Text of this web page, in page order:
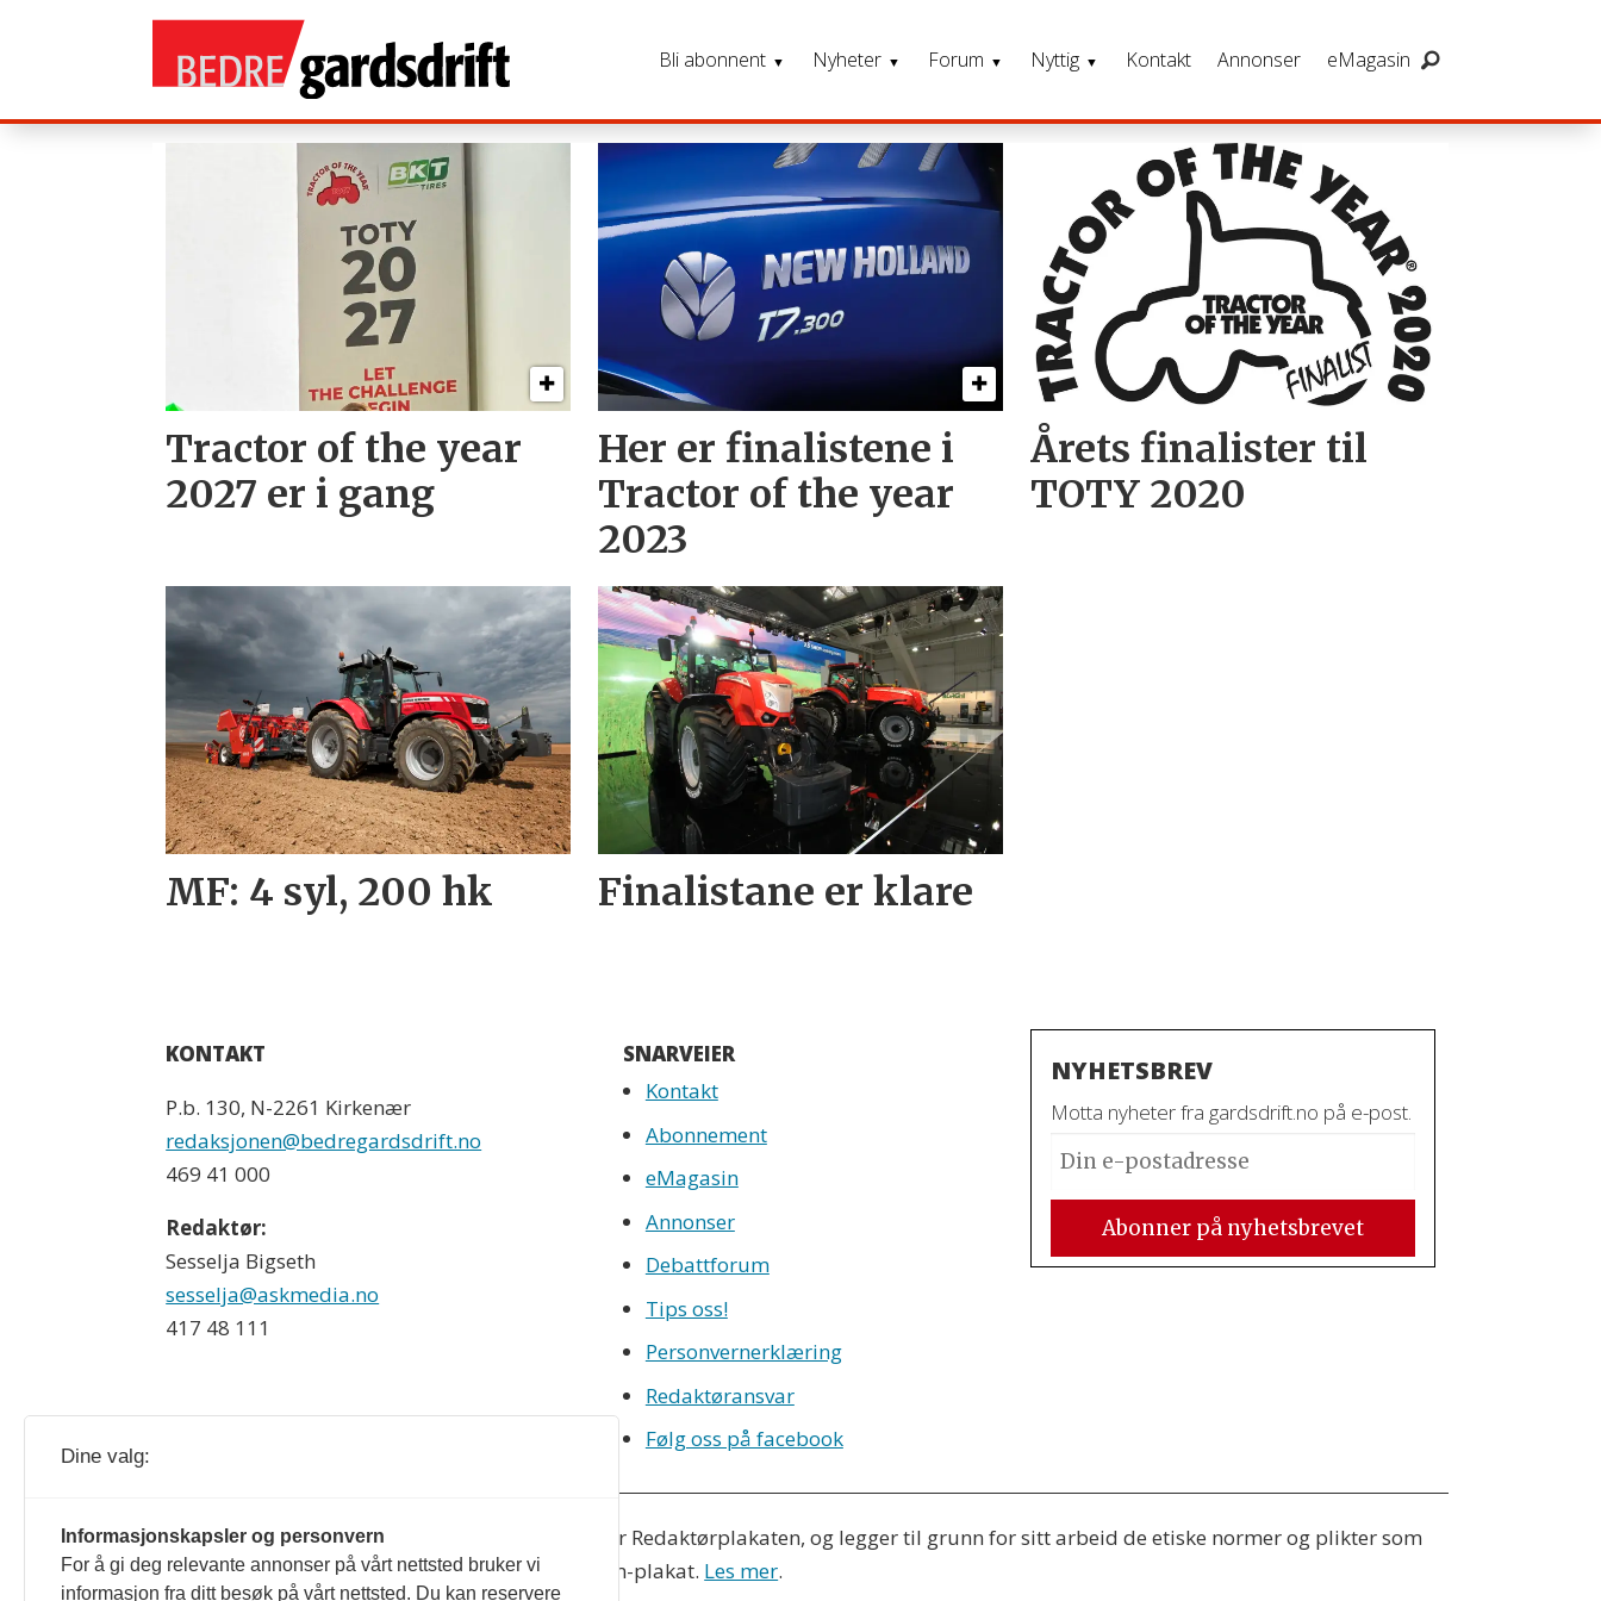
Bli abonnent Nyheter Forum Nyttig Kontakt Annonser eMagasin
Tractor of the year
2027­ ­­er­ i gang
Her er finalistene i
Tractor of the year
2023
Årets finalister til
TOTY 2020
MF: 4 syl, 200 hk Finalistane er klare
KONTAKT
P.b. 130, N-2261 Kirkenær
redaksjonen@bedregardsdrift.no
469 41 000
Redaktør:
Sesselja Bigseth
sesselja@askmedia.no
417 48 111
SNARVEIER
Kontakt
Abonnement
eMagasin
Annonser
Debattforum
Tips oss!
Personvernerklæring
Redaktøransvar
Følg oss på facebook
NYHETSBREV
Motta nyheter fra gardsdrift.no på e-post.
Bedre Gardsdrift og gardsdrift.no redigeres etter Redaktørplakaten, og legger til grunn for sitt arbeid de etiske normer og plikter som
er formulert i Norsk Presseforbunds Vær Varsom-plakat. Les mer.
Dine valg:
Informasjonskapsler og personvern
For å gi deg relevante annonser på vårt nettsted bruker vi
informasjon fra ditt besøk på vårt nettsted. Du kan reservere